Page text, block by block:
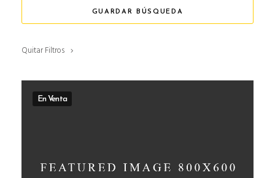
GUARDAR BÚSQUEDA
Quitar Filtros
En Venta